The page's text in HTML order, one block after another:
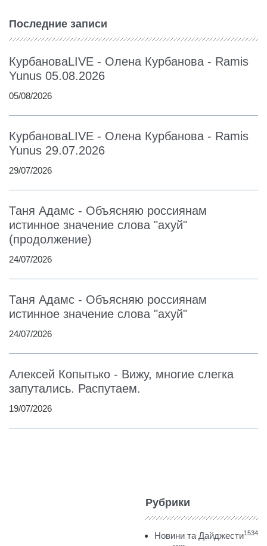
Последние записи
КурбановаLIVE - Олена Курбанова - Ramis
Yunus 05.08.2026
05/08/2026
КурбановаLIVE - Олена Курбанова - Ramis
Yunus 29.07.2026
29/07/2026
Таня Адамс - Объясняю россиянам
истинное значение слова "ахуй"
(продолжение)
24/07/2026
Таня Адамс - Объясняю россиянам
истинное значение слова "ахуй"
24/07/2026
Алексей Копытько - Вижу, многие слегка
запутались. Распутаем.
19/07/2026
Рубрики
Новини та Дайджести1534